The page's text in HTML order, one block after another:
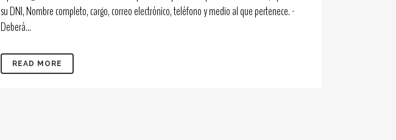
su DNI, Nombre completo, cargo, correo electrónico, teléfono y medio al que pertenece. -
Deberá...
READ MORE